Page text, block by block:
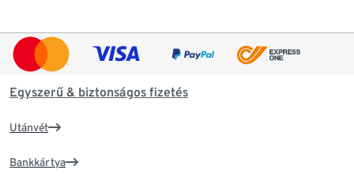
Egyszerű & biztonságos fizetés
Utánvét
Bankkártya